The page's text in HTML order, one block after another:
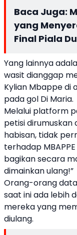
Baca Juga:
yang
Final Piala
Yang lainnya
wasit dianggap
Kylian Mbappe di
pada gol Di Maria.
Melalui platform
petisi dirumuskan
habisan, tidak
terhadap
bagikan secara
dimainkan ulang!”
Orang-orang
saat ini ada lebih
mereka yang
diulang.